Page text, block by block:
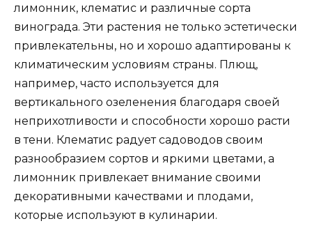
лимонник, клематис и различные сорта
винограда. Эти растения не только эстетически
привлекательны, но и хорошо адаптированы к
климатическим условиям страны. Плющ,
например, часто используется для
вертикального озеленения благодаря своей
неприхотливости и способности хорошо расти
в тени. Клематис радует садоводов своим
разнообразием сортов и яркими цветами, а
лимонник привлекает внимание своими
декоративными качествами и плодами,
которые используют в кулинарии.